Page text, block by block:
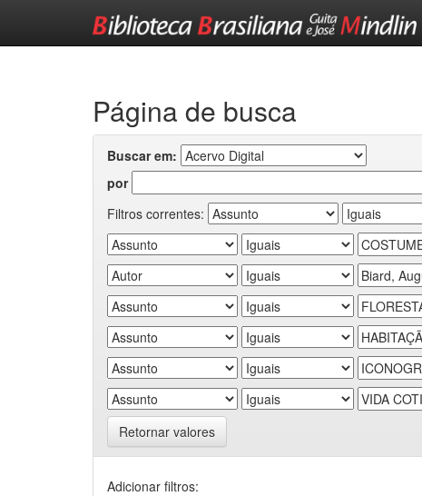
Página de busca
Buscar em:
por
Filtros correntes:
Retornar valores
Adicionar filtros: